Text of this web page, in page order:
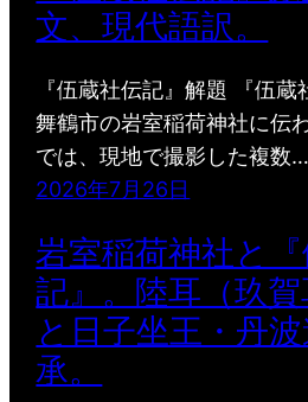
文、現代語訳。
『伍蔵社伝記』解題 『伍
舞鶴市の岩室稲荷神社に伝
では、現地で撮影した複数…
2026年7月26日
岩室稲荷神社と
記』。陸耳（玖賀
と日子坐王・丹
承。